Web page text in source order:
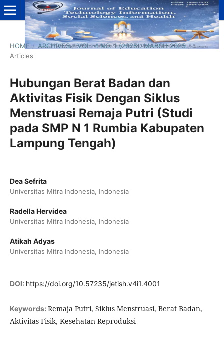
HOME / ARCHIVES / VOL. 4 NO. 1 (2025): MARCH 2025 /
Articles
Hubungan Berat Badan dan
Aktivitas Fisik Dengan Siklus
Menstruasi Remaja Putri (Studi
pada SMP N 1 Rumbia Kabupaten
Lampung Tengah)
Dea Sefrita
Universitas Mitra Indonesia, Indonesia
Radella Hervidea
Universitas Mitra Indonesia, Indonesia
Atikah Adyas
Universitas Mitra Indonesia, Indonesia
DOI: https://doi.org/10.57235/jetish.v4i1.4001
Keywords: Remaja Putri, Siklus Menstruasi, Berat Badan,
Aktivitas Fisik, Kesehatan Reproduksi